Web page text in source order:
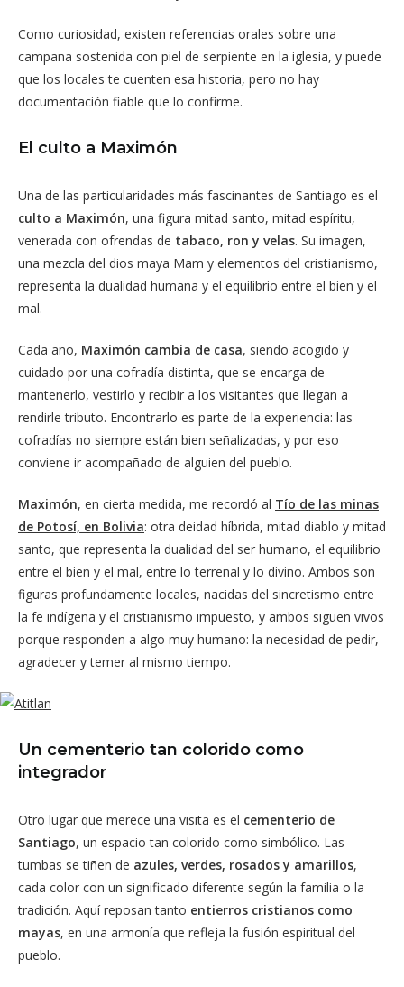
Como curiosidad, existen referencias orales sobre una
campana sostenida con piel de serpiente en la iglesia, y puede
que los locales te cuenten esa historia, pero no hay
documentación fiable que lo confirme.
El culto a Maximón
Una de las particularidades más fascinantes de Santiago es el
culto a Maximón, una figura mitad santo, mitad espíritu,
venerada con ofrendas de tabaco, ron y velas. Su imagen,
una mezcla del dios maya Mam y elementos del cristianismo,
representa la dualidad humana y el equilibrio entre el bien y el
mal.
Cada año, Maximón cambia de casa, siendo acogido y
cuidado por una cofradía distinta, que se encarga de
mantenerlo, vestirlo y recibir a los visitantes que llegan a
rendirle tributo. Encontrarlo es parte de la experiencia: las
cofradías no siempre están bien señalizadas, y por eso
conviene ir acompañado de alguien del pueblo.
Maximón, en cierta medida, me recordó al Tío de las minas
de Potosí, en Bolivia: otra deidad híbrida, mitad diablo y mitad
santo, que representa la dualidad del ser humano, el equilibrio
entre el bien y el mal, entre lo terrenal y lo divino. Ambos son
figuras profundamente locales, nacidas del sincretismo entre
la fe indígena y el cristianismo impuesto, y ambos siguen vivos
porque responden a algo muy humano: la necesidad de pedir,
agradecer y temer al mismo tiempo.
Un cementerio tan colorido como
integrador
Otro lugar que merece una visita es el cementerio de
Santiago, un espacio tan colorido como simbólico. Las
tumbas se tiñen de azules, verdes, rosados y amarillos,
cada color con un significado diferente según la familia o la
tradición. Aquí reposan tanto entierros cristianos como
mayas, en una armonía que refleja la fusión espiritual del
pueblo.